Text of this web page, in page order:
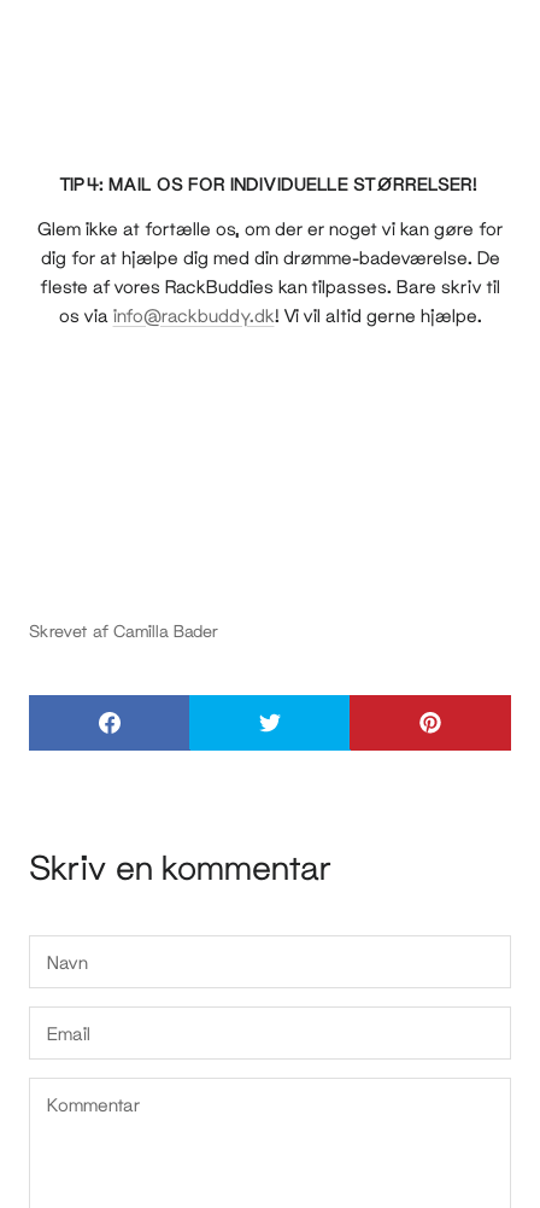
TIP 4: MAIL OS FOR INDIVIDUELLE STØRRELSER!
Glem ikke at fortælle os, om der er noget vi kan gøre for
dig for at hjælpe dig med din drømme-badeværelse. De
fleste af vores RackBuddies kan tilpasses. Bare skriv til
os via info@rackbuddy.dk! Vi vil altid gerne hjælpe.
Skrevet af Camilla Bader
Skriv en kommentar